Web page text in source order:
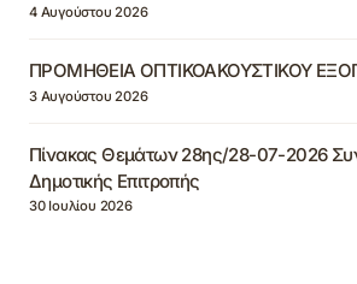
4 Αυγούστου 2026
ΠΡΟΜΗΘΕΙΑ ΟΠΤΙΚΟΑΚΟΥΣΤΙΚΟΥ
3 Αυγούστου 2026
Πίνακας Θεμάτων 28ης/28-07-2026
Δημοτικής Επιτροπής
30 Ιουλίου 2026